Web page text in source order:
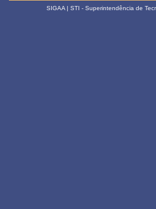
SIGAA | STI - Superintendência de